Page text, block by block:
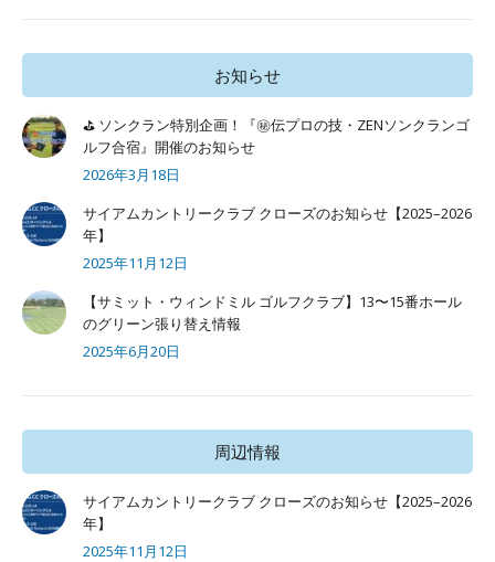
お知らせ
⛳ ソンクラン特別企画！『㊙️伝プロの技・ZENソンクランゴ
ルフ合宿』開催のお知らせ
2026年3月18日
サイアムカントリークラブ クローズのお知らせ【2025–2026
年】
2025年11月12日
【サミット・ウィンドミル ゴルフクラブ】13〜15番ホール
のグリーン張り替え情報
2025年6月20日
周辺情報
サイアムカントリークラブ クローズのお知らせ【2025–2026
年】
2025年11月12日